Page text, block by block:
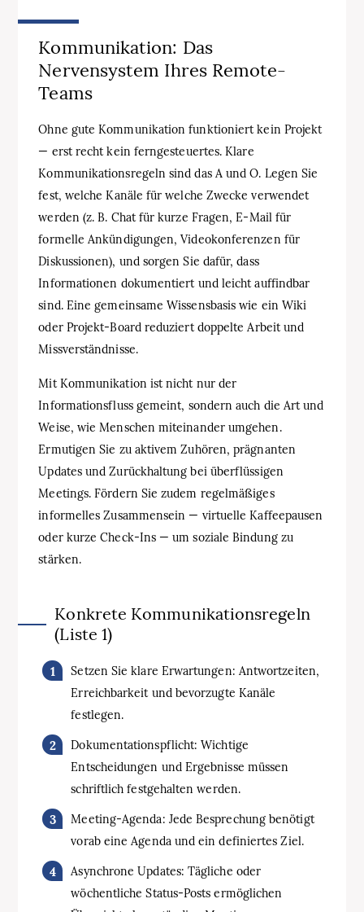
Kommunikation: Das
Nervensystem Ihres Remote-
Teams
Ohne gute Kommunikation funktioniert kein Projekt
— erst recht kein ferngesteuertes. Klare
Kommunikationsregeln sind das A und O. Legen Sie
fest, welche Kanäle für welche Zwecke verwendet
werden (z. B. Chat für kurze Fragen, E-Mail für
formelle Ankündigungen, Videokonferenzen für
Diskussionen), und sorgen Sie dafür, dass
Informationen dokumentiert und leicht auffindbar
sind. Eine gemeinsame Wissensbasis wie ein Wiki
oder Projekt-Board reduziert doppelte Arbeit und
Missverständnisse.
Mit Kommunikation ist nicht nur der
Informationsfluss gemeint, sondern auch die Art und
Weise, wie Menschen miteinander umgehen.
Ermutigen Sie zu aktivem Zuhören, prägnanten
Updates und Zurückhaltung bei überflüssigen
Meetings. Fördern Sie zudem regelmäßiges
informelles Zusammensein — virtuelle Kaffeepausen
oder kurze Check-Ins — um soziale Bindung zu
stärken.
Konkrete Kommunikationsregeln
(Liste 1)
Setzen Sie klare Erwartungen: Antwortzeiten,
Erreichbarkeit und bevorzugte Kanäle
festlegen.
Dokumentationspflicht: Wichtige
Entscheidungen und Ergebnisse müssen
schriftlich festgehalten werden.
Meeting-Agenda: Jede Besprechung benötigt
vorab eine Agenda und ein definiertes Ziel.
Asynchrone Updates: Tägliche oder
wöchentliche Status-Posts ermöglichen